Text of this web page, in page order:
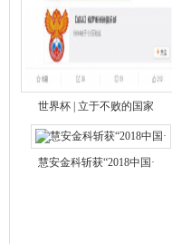
世界杯 | 立于不败的国家
慧安金科斩获“2018中国·